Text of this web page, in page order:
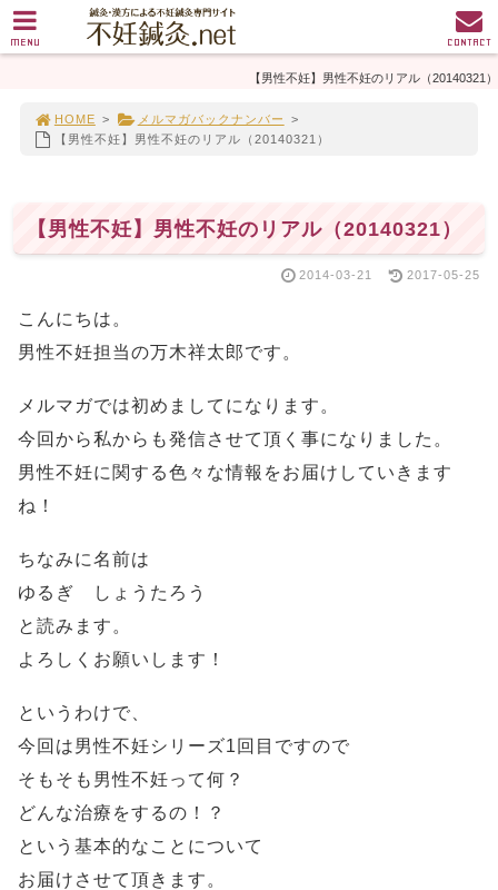
【男性不妊】男性不妊のリアル（20140321）
HOME > メルマガバックナンバー
>
【男性不妊】男性不妊のリアル（20140321）
【男性不妊】男性不妊のリアル（20140321）
2014-03-21 2017-05-25
こんにちは。
男性不妊担当の万木祥太郎です。
メルマガでは初めましてになります。
今回から私からも発信させて頂く事になりました。
男性不妊に関する色々な情報をお届けしていきます
ね！
ちなみに名前は
ゆるぎ しょうたろう
と読みます。
よろしくお願いします！
というわけで、
今回は男性不妊シリーズ1回目ですので
そもそも男性不妊って何？
どんな治療をするの！？
という基本的なことについて
お届けさせて頂きます。
MENU CONTACT